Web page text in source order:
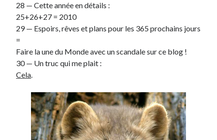
28 — Cette année en détails :
25+26+27 = 2010
29 — Espoirs, rêves et plans pour les 365 prochains jours
=
Faire la une du Monde avec un scandale sur ce blog !
30 — Un truc qui me plait :
Cela.